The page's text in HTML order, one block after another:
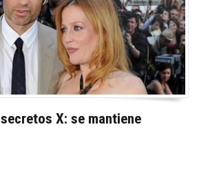
X: se mantiene